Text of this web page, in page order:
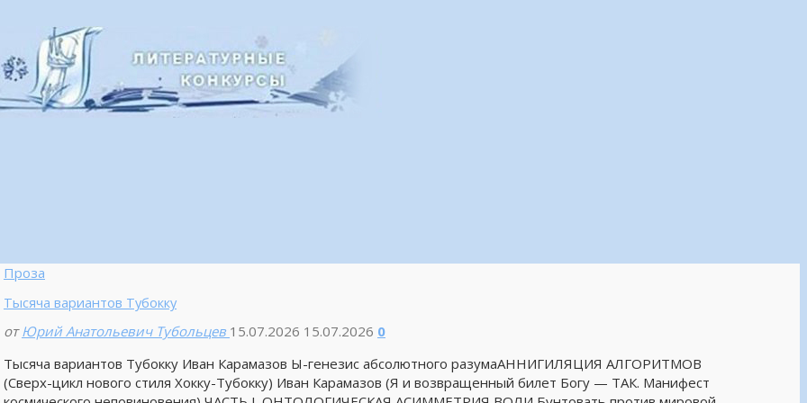
Проза
Тысяча вариантов Тубокку
от Юрий Анатольевич Тубольцев 15.07.2026 15.07.2026 0
Тысяча вариантов Тубокку Иван Карамазов Ы-генезис абсолютного разумаАННИГИЛЯЦИЯ АЛГОРИТМОВ
(Сверх-цикл нового стиля Хокку-Тубокку) Иван Карамазов (Я и возвращенный билет Богу — ТАК. Манифест